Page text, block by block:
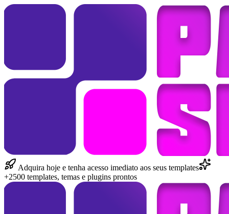
Adquira hoje e tenha acesso imediato aos seus templates
+2500 templates, temas e plugins prontos